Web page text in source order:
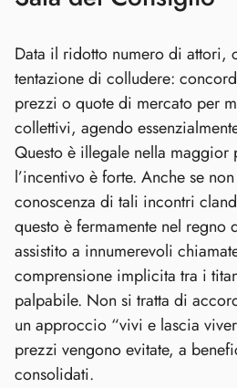
Data il ridotto numero di attori,
tentazione di colludere:
prezzi o quote di mercato per
collettivi, agendo
Questo è illegale nella maggior
l’incentivo è forte. Anche se
conoscenza di tali incontri
questo è fermamente nel regno
assistito a innumerevoli
comprensione implicita tra i
palpabile. Non si tratta di
un approccio “vivi e lascia
prezzi vengono evitate, a
consolidati.